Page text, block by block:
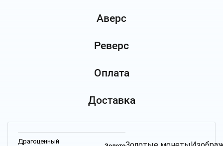
Аверс
Реверс
Оплата
Доставка
Драгоценный